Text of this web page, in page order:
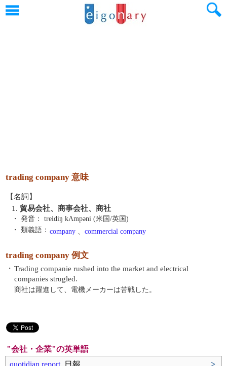
trading company 意味
【名詞】
1. 貿易会社、商事会社、商社
・ 発音：
treidiŋ kΛmpəni (米国/英国)
・ 類義語： company 、 commercial company
trading company 例文
・ Trading companie rushed into the market and electrical
companies strugled.
商社は躍進して、電機メーカーは苦戦した。
"会社・企業"の英単語
quotidian report 日報
>